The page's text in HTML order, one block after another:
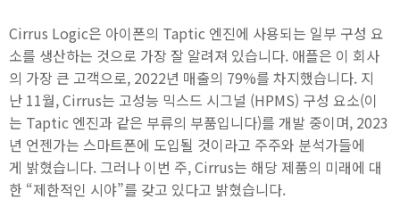
Cirrus Logic은 아이폰의 Taptic 엔진에 사용되는 일부 구성 요
소를 생산하는 것으로 가장 잘 알려져 있습니다. 애플은 이 회사
의 가장 큰 고객으로, 2022년 매출의 79%를 차지했습니다. 지
난 11월, Cirrus는 고성능 믹스드 시그널 (HPMS) 구성 요소(이
는 Taptic 엔진과 같은 부류의 부품입니다)를 개발 중이며, 2023
년 언젠가는 스마트폰에 도입될 것이라고 주주와 분석가들에
게 밝혔습니다. 그러나 이번 주, Cirrus는 해당 제품의 미래에 대
한 “제한적인 시야”를 갖고 있다고 밝혔습니다.